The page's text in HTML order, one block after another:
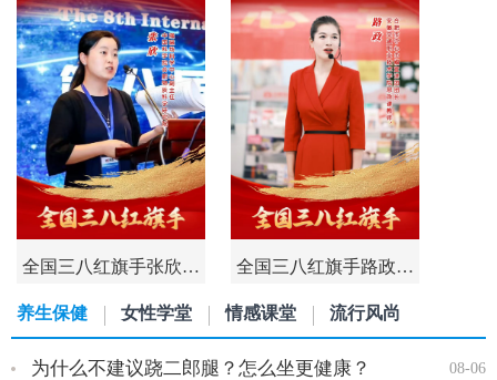
全国三八红旗手张欣… 全国三八红旗手路政…
养生保健 女性学堂 情感课堂 流行风尚
08-06
为什么不建议跷二郎腿？怎么坐更健康？